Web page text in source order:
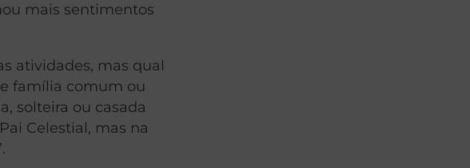
mais sentimentos
atividades, mas qual
família comum ou
solteira ou casada
Celestial, mas na